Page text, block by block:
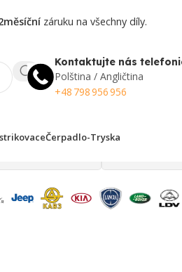
záruku na všechny díly.
Kontaktujte nás
Polština / Angličtina
+48 798 956 956
Čerpadlo-Tryska